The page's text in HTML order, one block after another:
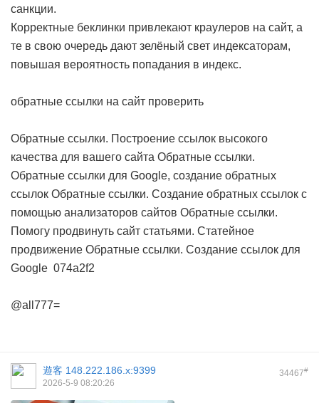
санкции.
Корректные беклинки привлекают краулеров на сайт, а
те в свою очередь дают зелёный свет индексаторам,
повышая вероятность попадания в индекс.
обратные ссылки на сайт проверить
Обратные ссылки. Построение ссылок высокого
качества для вашего сайта Обратные ссылки.
Обратные ссылки для Google, создание обратных
ссылок Обратные ссылки. Создание обратных ссылок с
помощью анализаторов сайтов Обратные ссылки.
Помогу продвинуть сайт статьями. Статейное
продвижение Обратные ссылки. Создание ссылок для
Google 074a2f2
@all777=
34467#
遊客 148.222.186.x:9399
2026-5-9 08:20:26